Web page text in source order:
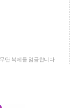
단 복제를 엄금합니다